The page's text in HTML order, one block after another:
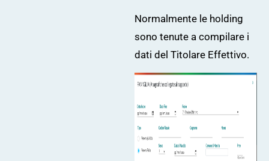
Normalmente le holding
sono tenute a compilare i
dati del Titolare Effettivo.